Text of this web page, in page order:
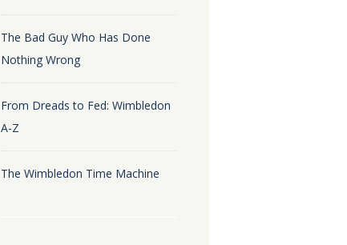
The Bad Guy Who Has Done
Nothing Wrong
From Dreads to Fed: Wimbledon
A-Z
The Wimbledon Time Machine